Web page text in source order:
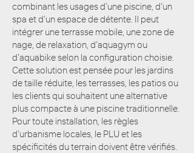
combinant les usages d’une piscine, d’un
spa et d’un espace de détente. Il peut
intégrer une terrasse mobile, une zone de
nage, de relaxation, d’aquagym ou
d’aquabike selon la configuration choisie.
Cette solution est pensée pour les jardins
de taille réduite, les terrasses, les patios ou
les clients qui souhaitent une alternative
plus compacte à une piscine traditionnelle.
Pour toute installation, les règles
d’urbanisme locales, le PLU et les
spécificités du terrain doivent être vérifiés.